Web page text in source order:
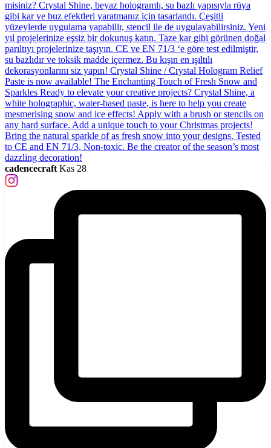
cadencecraft Kas 28